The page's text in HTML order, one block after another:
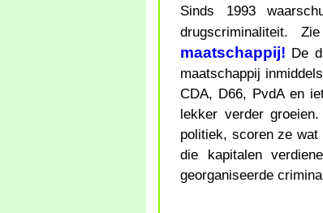
Sinds 1993
drugscriminaliteit.
maatschappij! De
maatschappij
CDA, D66, PvdA en
lekker verder
politiek, scoren ze
die kapitalen
georganiseerde